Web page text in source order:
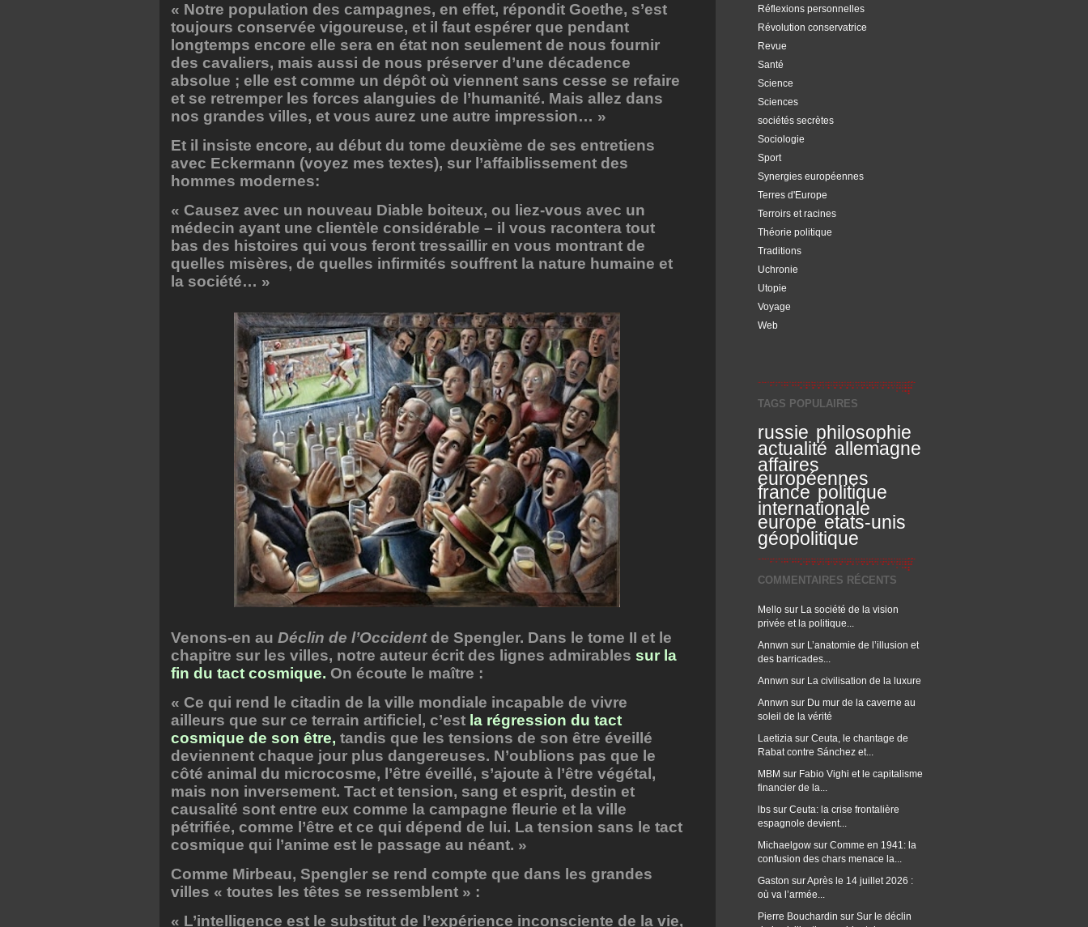
Réflexions personnelles
Révolution conservatrice
Revue
Santé
Science
Sciences
sociétés secrètes
Sociologie
Sport
Synergies européennes
Terres d'Europe
Terroirs et racines
Théorie politique
Traditions
Uchronie
Utopie
Voyage
Web
TAGS POPULAIRES
russie philosophie
actualité allemagne
affaires
européennes
france politique
internationale
europe etats-unis
géopolitique
COMMENTAIRES RÉCENTS
Mello sur La société de la vision
privée et la politique...
Annwn sur L’anatomie de l’illusion et
des barricades...
Annwn sur La civilisation de la luxure
Annwn sur Du mur de la caverne au
soleil de la vérité
Laetizia sur Ceuta, le chantage de
Rabat contre Sánchez et...
MBM sur Fabio Vighi et le capitalisme
financier de la...
lbs sur Ceuta: la crise frontalière
espagnole devient...
Michaelgow sur Comme en 1941: la
confusion des chars menace la...
Gaston surAprès le 14 juillet 2026 :
où va l’armée...
Pierre Bouchardin sur Sur le déclin
« Notre population des campagnes, en effet, répondit Goethe, s’est
toujours conservée vigoureuse, et il faut espérer que pendant
longtemps encore elle sera en état non seulement de nous fournir
des cavaliers, mais aussi de nous préserver d’une décadence
absolue ; elle est comme un dépôt où viennent sans cesse se refaire
et se retremper les forces alanguies de l’humanité. Mais allez dans
nos grandes villes, et vous aurez une autre impression… »
Et il insiste encore, au début du tome deuxième de ses entretiens
avec Eckermann (voyez mes textes), sur l’affaiblissement des
hommes modernes:
« Causez avec un nouveau Diable boiteux, ou liez-vous avec un
médecin ayant une clientèle considérable – il vous racontera tout
bas des histoires qui vous feront tressaillir en vous montrant de
quelles misères, de quelles infirmités souffrent la nature humaine et
la société… »
Venons-en au Déclin de l’Occidentde Spengler. Dans le tome II et le
chapitre sur les villes, notre auteur écrit des lignes admirables sur la
fin du tact cosmique. On écoute le maître :
« Ce qui rend le citadin de la ville mondiale incapable de vivre
ailleurs que sur ce terrain artificiel, c’est la régression du tact
cosmique de son être, tandis que les tensions de son être éveillé
deviennent chaque jour plus dangereuses. N’oublions pas que le
côté animal du microcosme, l’être éveillé, s’ajoute à l’être végétal,
mais non inversement. Tact et tension, sang et esprit, destin et
causalité sont entre eux comme la campagne fleurie et la ville
pétrifiée, comme l’être et ce qui dépend de lui. La tension sans le tact
cosmique qui l’anime est le passage au néant. »
Comme Mirbeau, Spengler se rend compte que dans les grandes
villes « toutes les têtes se ressemblent » :
« L’intelligence est le substitut de l’expérience inconsciente de la vie,